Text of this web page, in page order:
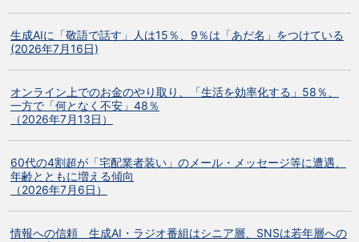
生成AIに「敬語で話す」人は15％、9％は「あだ名」をつけている
(2026年7月16日)
オンライン上でのお金のやり取り、「生活を効率化する」58％、
一方で「何となく不安」48％
（2026年7月13日）
60代の4割超が「宅配業者装い」のメール・メッセージ等に遭遇、
年齢とともに増える傾向
（2026年7月6日）
情報への信頼 生成AI・ラジオ番組はシニア層、SNSは若年層への